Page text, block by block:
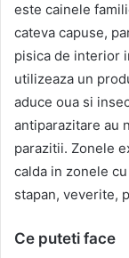
este cainele
cateva capuse,
pisica de interior
utilizeaza un
aduce oua si
antiparazitare au
parazitii. Zonele
calda in zonele
stapan, veverite,
Ce puteti face